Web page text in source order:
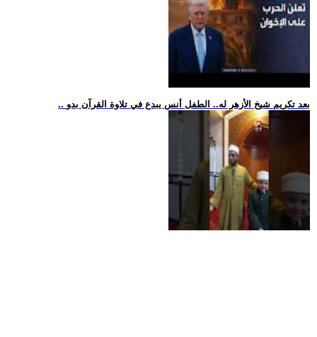
.. بعد تكريم شيخ الأزهر له.. الطفل أنس يبدع في تلاوة القرآن بدو